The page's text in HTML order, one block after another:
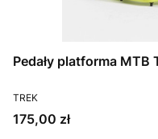
Pedały platforma MTB
PRODUCENT
TREK
Cena
175,00 zł